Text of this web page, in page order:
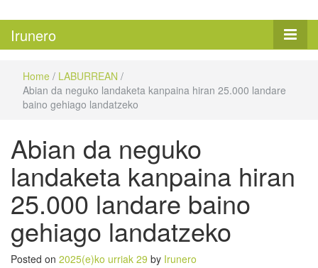
Irunero
Home / LABURREAN /
Abian da neguko landaketa kanpaina hiran 25.000 landare
baino gehiago landatzeko
Abian da neguko
landaketa kanpaina hiran
25.000 landare baino
gehiago landatzeko
Posted on 2025(e)ko urriak 29 by Irunero